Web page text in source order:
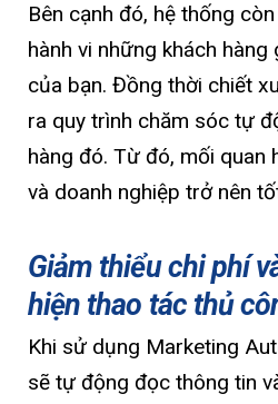
Bên cạnh đó, hệ thống
hành vi những khách
của bạn. Đồng thời chiết
ra quy trình chăm sóc tự
hàng đó. Từ đó, mối quan
và doanh nghiệp trở nên
Giảm thiểu chi phí
hiện thao tác thủ
Khi sử dụng Marketing
sẽ tự động đọc thông tin